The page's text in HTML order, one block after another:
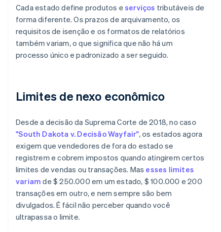
Cada estado define produtos e serviços tributáveis de
forma diferente. Os prazos de arquivamento, os
requisitos de isenção e os formatos de relatórios
também variam, o que significa que não há um
processo único e padronizado a ser seguido.
Limites de nexo econômico
Desde a decisão da Suprema Corte de 2018, no caso
"South Dakota v. Decisão Wayfair", os estados agora
exigem que vendedores de fora do estado se
registrem e cobrem impostos quando atingirem certos
limites de vendas ou transações. Mas esses limites
variam de $ 250.000 em um estado, $ 100.000 e 200
transações em outro, e nem sempre são bem
divulgados. É fácil não perceber quando você
ultrapassa o limite.